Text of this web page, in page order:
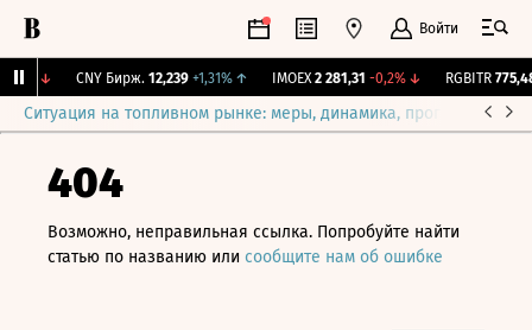
Войти
CNY Бирж. 12,239 +1,31% ↑ IMOEX 2 281,31 -0,2%↓ RGBITR 775,48
Ситуация на топливном рынке: меры, динамика, прогнозы
404
Возможно, неправильная ссылка. Попробуйте найти
статью по названию или сообщите нам об ошибке